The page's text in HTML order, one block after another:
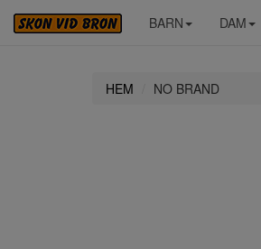
BARN DAM
HEM NO BRAND